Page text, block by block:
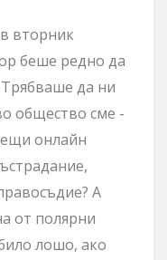
вторник
беше редно да
да ни
общество сме -
онлайн
А
от полярни
лошо, ако